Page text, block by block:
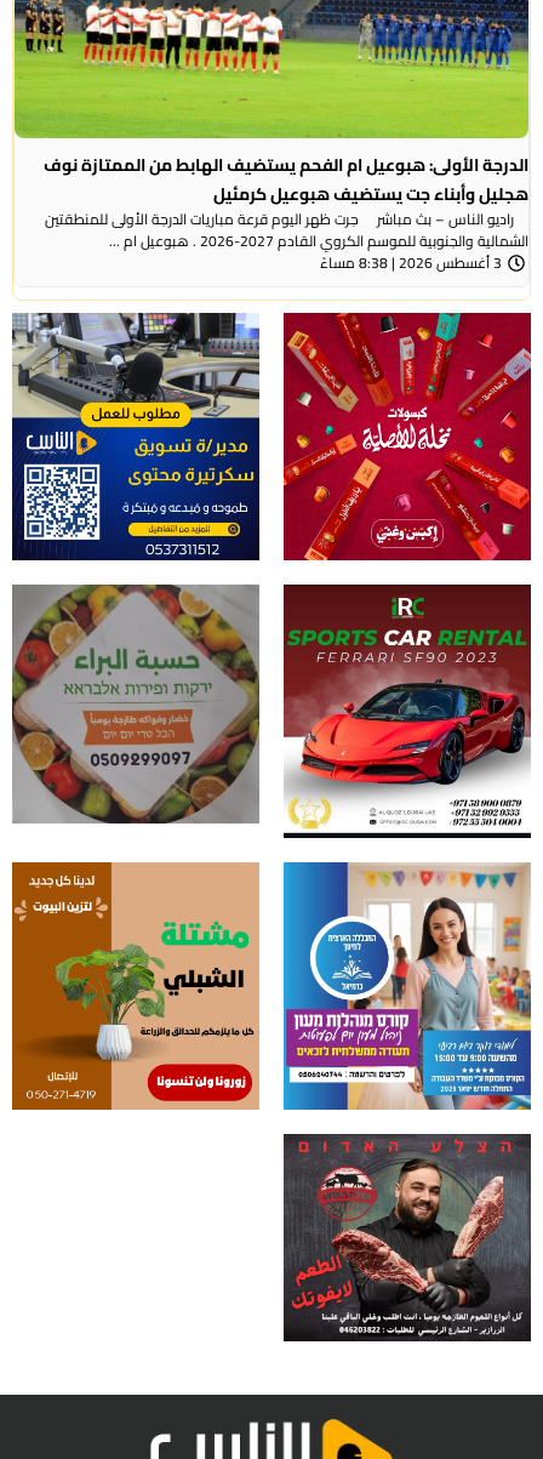
الدرجة الأولى: هبوعيل ام الفحم يستضيف الهابط من الممتازة نوف
هجليل وأبناء جت يستضيف هبوعيل كرمئيل
راديو الناس – بث مباشر جرت ظهر اليوم قرعة مباريات الدرجة الأولى للمنطقتين
الشمالية والجنوبية للموسم الكروي القادم 2027-2026 . هبوعيل ام ...
3 أغسطس 2026 | 8:38 مساءً